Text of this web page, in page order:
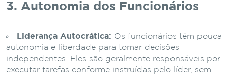
3. Autonomia dos Funcionários
Liderança Autocrática: Os funcionários têm pouca
autonomia e liberdade para tomar decisões
independentes. Eles são geralmente responsáveis por
executar tarefas conforme instruídas pelo líder, sem